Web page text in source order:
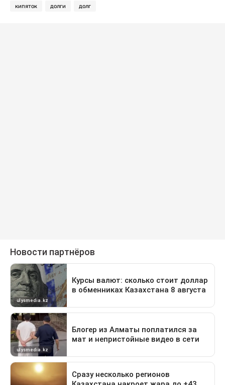
кипяток долги долг